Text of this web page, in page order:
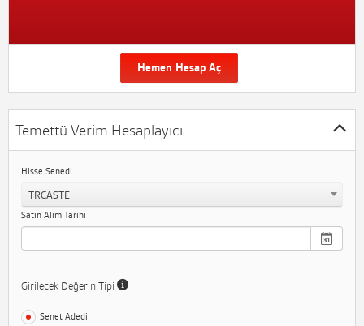
Hemen Hesap Aç
Temettü Verim Hesaplayıcı
Hisse Senedi
TRCASTE
Satın Alım Tarihi
Girilecek Değerin Tipi
Senet Adedi